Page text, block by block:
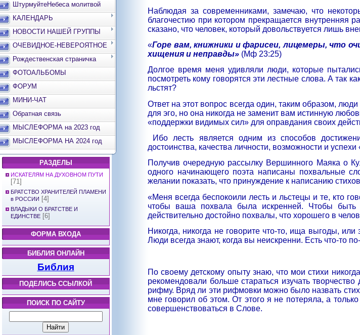
ШтурмуйтеНебеса молитвой
КАЛЕНДАРЬ
НОВОСТИ НАШЕЙ ГРУППЫ
ОЧЕВИДНОЕ-НЕВЕРОЯТНОЕ
Рождественская страничка
ФОТОАЛЬБОМЫ
ФОРУМ
МИНИ-ЧАТ
Обратная связь
МЫСЛЕФОРМА на 2023 год
МЫСЛЕФОРМА НА 2024 год
РАЗДЕЛЫ
ИСКАТЕЛЯМ НА ДУХОВНОМ ПУТИ
[71]
БРАТСТВО ХРАНИТЕЛЕЙ ПЛАМЕНИ
в РОССИИ [4]
ВЛАДЫКИ О БРАТСТВЕ И
ЕДИНСТВЕ [6]
ФОРМА ВХОДА
БИБЛИЯ ОНЛАЙН
Библия
ПОДЕЛИСЬ ССЫЛКОЙ
ПОИСК ПО САЙТУ
Наблюдая за современниками, замечаю, что
благочестию при котором прекращается внутренняя
сказано, что человек, который довольствуется лишь
«Горе вам, книжники и фарисеи, лицемеры, что
хищения и неправды» (Мф 23:25)
Долгое время меня удивляли люди, которые
посмотреть кому говорятся эти лестные слова. А так
льстят?
Ответ на этот вопрос всегда один, таким образом,
для эго, но она никогда не заменит вам истинную
«поддержки видимых сил» для оправдания своих
Ибо лесть является одним из способов
достоинства, качества личности, возможности и успехи
Получив очередную рассылку Вершинного Маяка о
одного начинающего поэта написаны похвальные
желании показать, что принуждение к написанию
«Меня всегда беспокоили лесть и льстецы и те, кто
чтобы ваша похвала была искренней. Чтобы быть
действительно достойно похвалы, что хорошего в
Никогда, никогда не говорите что-то, ища выгоды,
Люди всегда знают, когда вы неискренни. Есть что-то
По своему детскому опыту знаю, что мои стихи
рекомендовали больше стараться изучать
рифму. Вряд ли эти рифмовки можно было назвать
мне говорил об этом. От этого я не потеряла, а
совершенствоваться в Слове.